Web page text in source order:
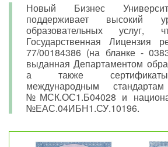
Новый Бизнес
поддерживает высокий
образовательных услуг,
Государственная Лицензия
77/00184386 (на бланке -
выданная Департаментом
а также сертификаты
международным
№МСК.ОС1.Б04028 и
№ЕАС.04ИБН1.СУ.10196.